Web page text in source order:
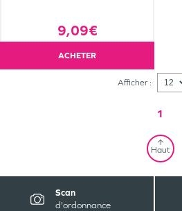
9,09€
ACHETER
Afficher :
1
Haut
Scan
d'ordonnance